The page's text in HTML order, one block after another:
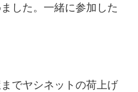
した。一緒に参加した
でヤシネットの荷上げ